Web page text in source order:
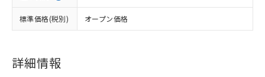
標準価格(税別) オープン価格
詳細情報